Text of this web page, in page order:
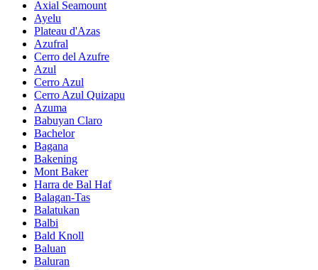
Axial Seamount
Ayelu
Plateau d'Azas
Azufral
Cerro del Azufre
Azul
Cerro Azul
Cerro Azul Quizapu
Azuma
Babuyan Claro
Bachelor
Bagana
Bakening
Mont Baker
Harra de Bal Haf
Balagan-Tas
Balatukan
Balbi
Bald Knoll
Baluan
Baluran